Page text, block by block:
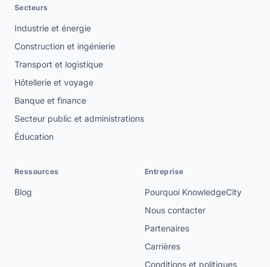
Secteurs
Industrie et énergie
Construction et ingénierie
Transport et logistique
Hôtellerie et voyage
Banque et finance
Secteur public et administrations
Éducation
Ressources
Blog
Entreprise
Pourquoi KnowledgeCity
Nous contacter
Partenaires
Carrières
Conditions et politiques